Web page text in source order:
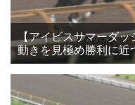
【アイビスサマーダ
動きを見極め勝利に近